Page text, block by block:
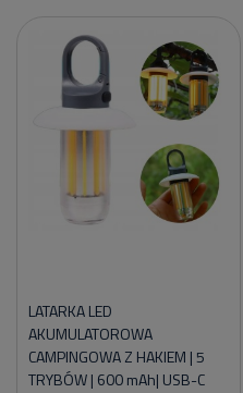
LATARKA LED
AKUMULATOROWA
CAMPINGOWA Z HAKIEM | 5
TRYBÓW | 600 mAh| USB-C